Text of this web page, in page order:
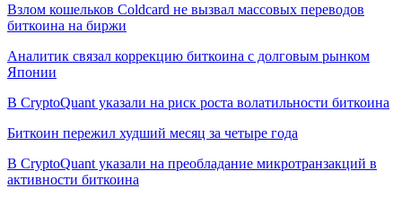
Взлом кошельков Coldcard не вызвал массовых переводов
биткоина на биржи
Аналитик связал коррекцию биткоина с долговым рынком
Японии
В CryptoQuant указали на риск роста волатильности биткоина
Биткоин пережил худший месяц за четыре года
В CryptoQuant указали на преобладание микротранзакций в
активности биткоина